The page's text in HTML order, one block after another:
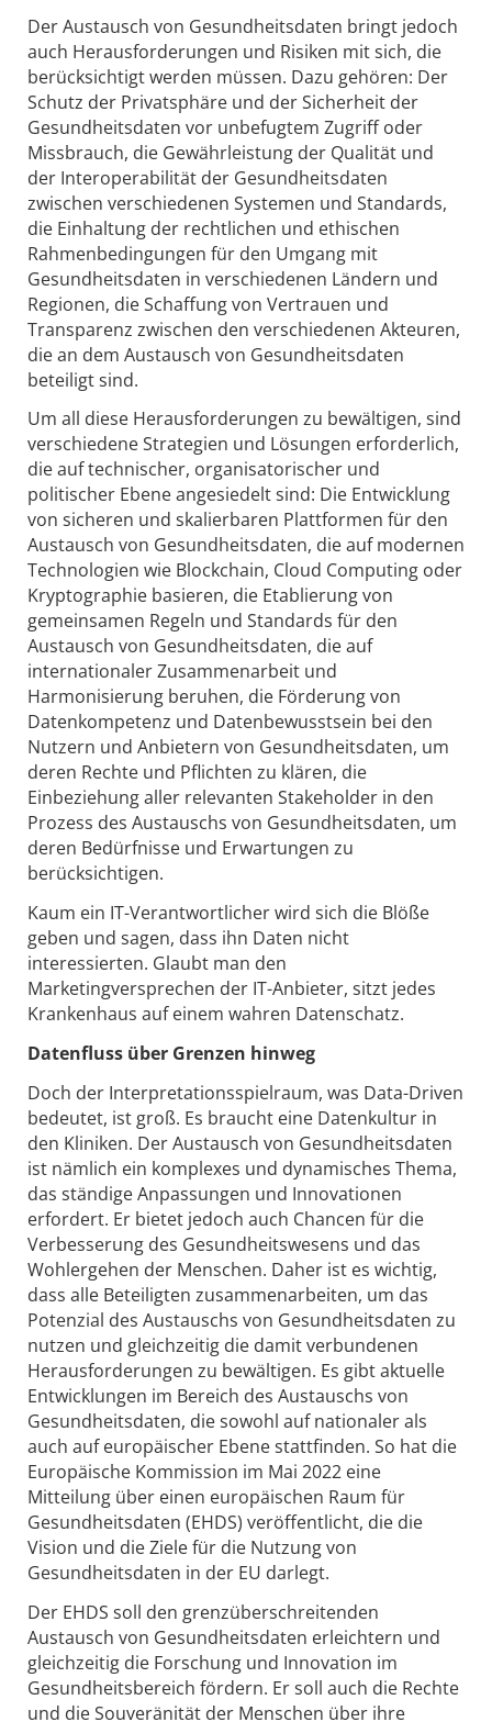
Der Austausch von Gesundheitsdaten bringt jedoch
auch Herausforderungen und Risiken mit sich, die
berücksichtigt werden müssen. Dazu gehören: Der
Schutz der Privatsphäre und der Sicherheit der
Gesundheitsdaten vor unbefugtem Zugriff oder
Missbrauch, die Gewährleistung der Qualität und
der Interoperabilität der Gesundheitsdaten
zwischen verschiedenen Systemen und Standards,
die Einhaltung der rechtlichen und ethischen
Rahmenbedingungen für den Umgang mit
Gesundheitsdaten in verschiedenen Ländern und
Regionen, die Schaffung von Vertrauen und
Transparenz zwischen den verschiedenen Akteuren,
die an dem Austausch von Gesundheitsdaten
beteiligt sind.
Um all diese Herausforderungen zu bewältigen, sind
verschiedene Strategien und Lösungen erforderlich,
die auf technischer, organisatorischer und
politischer Ebene angesiedelt sind: Die Entwicklung
von sicheren und skalierbaren Plattformen für den
Austausch von Gesundheitsdaten, die auf modernen
Technologien wie Blockchain, Cloud Computing oder
Kryptographie basieren, die Etablierung von
gemeinsamen Regeln und Standards für den
Austausch von Gesundheitsdaten, die auf
internationaler Zusammenarbeit und
Harmonisierung beruhen, die Förderung von
Datenkompetenz und Datenbewusstsein bei den
Nutzern und Anbietern von Gesundheitsdaten, um
deren Rechte und Pflichten zu klären, die
Einbeziehung aller relevanten Stakeholder in den
Prozess des Austauschs von Gesundheitsdaten, um
deren Bedürfnisse und Erwartungen zu
berücksichtigen.
Kaum ein IT-Verantwortlicher wird sich die Blöße
geben und sagen, dass ihn Daten nicht
interessierten. Glaubt man den
Marketingversprechen der IT-Anbieter, sitzt jedes
Krankenhaus auf einem wahren Datenschatz.
Datenfluss über Grenzen hinweg
Doch der Interpretationsspielraum, was Data-Driven
bedeutet, ist groß. Es braucht eine Datenkultur in
den Kliniken. Der Austausch von Gesundheitsdaten
ist nämlich ein komplexes und dynamisches Thema,
das ständige Anpassungen und Innovationen
erfordert. Er bietet jedoch auch Chancen für die
Verbesserung des Gesundheitswesens und das
Wohlergehen der Menschen. Daher ist es wichtig,
dass alle Beteiligten zusammenarbeiten, um das
Potenzial des Austauschs von Gesundheitsdaten zu
nutzen und gleichzeitig die damit verbundenen
Herausforderungen zu bewältigen. Es gibt aktuelle
Entwicklungen im Bereich des Austauschs von
Gesundheitsdaten, die sowohl auf nationaler als
auch auf europäischer Ebene stattfinden. So hat die
Europäische Kommission im Mai 2022 eine
Mitteilung über einen europäischen Raum für
Gesundheitsdaten (EHDS) veröffentlicht, die die
Vision und die Ziele für die Nutzung von
Gesundheitsdaten in der EU darlegt.
Der EHDS soll den grenzüberschreitenden
Austausch von Gesundheitsdaten erleichtern und
gleichzeitig die Forschung und Innovation im
Gesundheitsbereich fördern. Er soll auch die Rechte
und die Souveränität der Menschen über ihre